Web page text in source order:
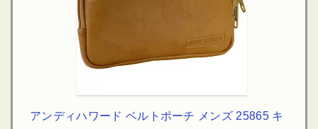
アンディハワード ベルトポーチ メンズ 25865 キ